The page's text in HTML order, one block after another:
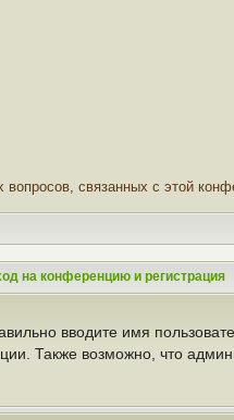
связанных с этой
на конференцию и регистрация
вводите имя
Также возможно, что